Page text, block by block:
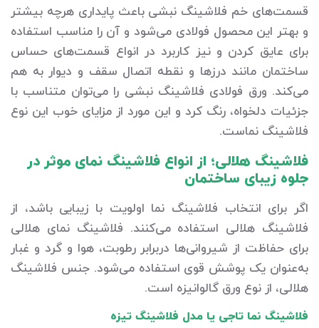
قسمت‌های خم فلاشینگ نبشی باعث پایداری هرچه بیشتر
و بهتر این محصول فولادی می‌شود و آن را مناسب استفاده
برای عایق کردن و نیز کاربرد در انواع قسمت‌های حساس
ساختمان مانند درزها و نقطه اتصال سقف و دیوار به هم
می‌کند. ورق فولادی فلاشینگ نبشی را می‌توان متناسب با
جزئیات دلخواه، رنگ کرد و این مورد از مزایای خوب این نوع
فلاشینگ نماست.
فلاشینگ هلالی؛ از انواع فلاشینگ نمای موثر در
جلوه زیبای ساختمان
اگر برای انتخاب فلاشینگ نما اولویت با زیبایی باشد، از
فلاشینگ هلالی استفاده می‌کنند. فلاشینگ نمای هلالی
برای حفاظت از شیروانی‌ها دربرابر رطوبت، هوا و گرد و غبار
به‌عنوان یک پوشش قوی استفاده می‌شود. جنس فلاشینگ
هلالی، از نوع ورق گالوانیزه است.
فلاشینگ نما تاجی یا مدل فلاشینگ تیزه